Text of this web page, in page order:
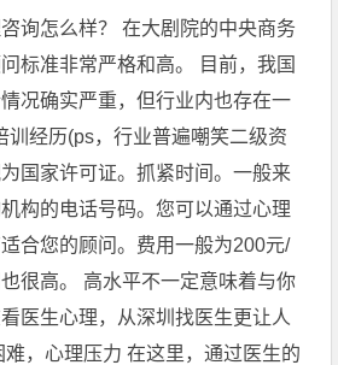
询怎么样？ 在大剧院的中央商务
标准非常严格和高。 目前，我国
况确实严重，但行业内也存在一
训经历(ps，行业普遍嘲笑二级资
国家许可证。抓紧时间。一般来
构的电话号码。您可以通过心理
合您的顾问。费用一般为200元/
很高。 高水平不一定意味着与你
医生心理，从深圳找医生更让人
，心理压力 在这里，通过医生的